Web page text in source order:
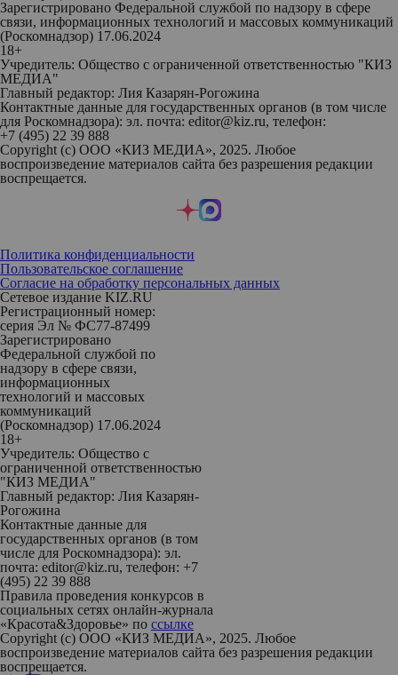
Зарегистрировано Федеральной службой по надзору в сфере
связи, информационных технологий и массовых коммуникаций
(Роскомнадзор) 17.06.2024
18+
Учредитель: Общество с ограниченной ответственностью "КИЗ
МЕДИА"
Главный редактор: Лия Казарян-Рогожина
Контактные данные для государственных органов (в том числе
для Роскомнадзора): эл. почта: editor@kiz.ru, телефон:
+7 (495) 22 39 888
Copyright (с) ООО «КИЗ МЕДИА», 2025. Любое
воспроизведение материалов сайта без разрешения редакции
воспрещается.
Политика конфиденциальности
Пользовательское соглашение
Согласие на обработку персональных данных
Сетевое издание KIZ.RU
Регистрационный номер:
серия Эл № ФС77-87499
Зарегистрировано
Федеральной службой по
надзору в сфере связи,
информационных
технологий и массовых
коммуникаций
(Роскомнадзор) 17.06.2024
18+
Учредитель: Общество с
ограниченной ответственностью
"КИЗ МЕДИА"
Главный редактор: Лия Казарян-
Рогожина
Контактные данные для
государственных органов (в том
числе для Роскомнадзора): эл.
почта: editor@kiz.ru, телефон: +7
(495) 22 39 888
Правила проведения конкурсов в
социальных сетях онлайн-журнала
«Красота&Здоровье» по ссылке
Copyright (с) ООО «КИЗ МЕДИА», 2025. Любое
воспроизведение материалов сайта без разрешения редакции
воспрещается.